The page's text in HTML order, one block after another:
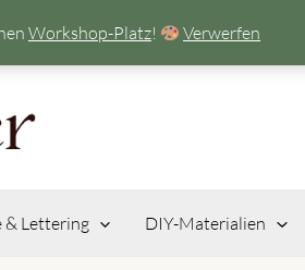
Workshop-Platz! Verwerfen
& Lettering DIY-Materialien